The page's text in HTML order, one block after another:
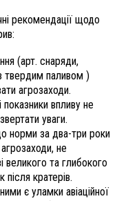
рекомендації щодо
(арт. снаряди,
твердим паливом )
агрозаходи.
показники впливу не
уваги.
норми за два-три роки
не
великого та глибокого
кратерів.
є уламки авіаційної